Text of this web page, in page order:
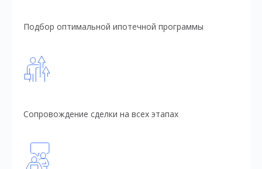
Подбор оптимальной ипотечной программы
Сопровождение сделки на всех этапах